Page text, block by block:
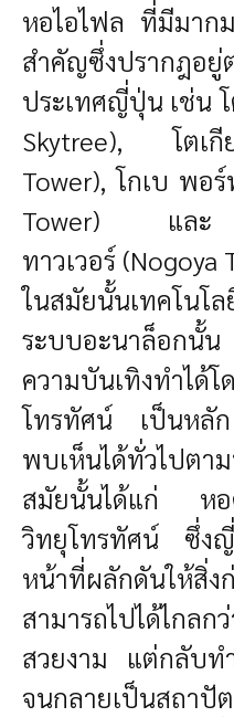
หอไอไฟล ที่มีมาก
สำคัญซึ่งปรากฎอยู่
ประเทศญี่ปุ่น เช่น
Skytree), โตเกี
Tower), โกเบ พอ
Tower) และ
ทาวเวอร์ (Nogoya
ในสมัยนั้นเทคโนโ
ระบบอะนาล็อกนั้
ความบันเทิงทำได้
โทรทัศน์ เป็นหลัก
พบเห็นได้ทั่วไปต
สมัยนั้นได้แก่ หอ
วิทยุโทรทัศน์ ซึ่งญี่
หน้าที่ผลักดันให้สิ่ง
สามารถไปได้ไกลก
สวยงาม แต่กลับท
จนกลายเป็นสถาปั